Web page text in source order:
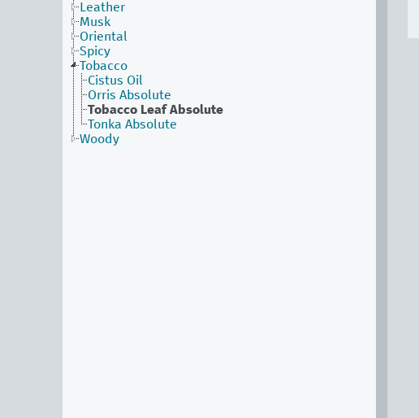
Leather
Musk
Oriental
Spicy
Tobacco
Cistus Oil
Orris Absolute
Tobacco Leaf Absolute
Tonka Absolute
Woody